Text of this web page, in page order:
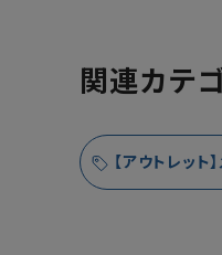
関連カテ
【アウトレット